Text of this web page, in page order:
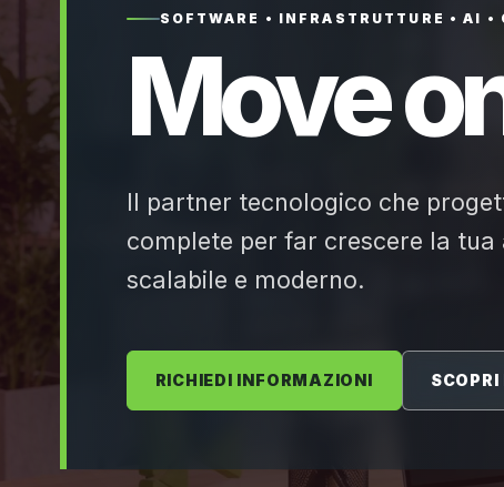
SOFTWARE • INFRASTRUTTURE • AI •
Move
Il partner tecnologico che
complete per far crescere la tua
scalabile e moderno.
RICHIEDI INFORMAZIONI SCOPRI